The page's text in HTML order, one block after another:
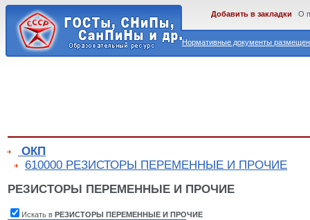
Нормативные документы
Добавить в закладки О
ОКП
610000 РЕЗИСТОРЫ ПЕРЕМЕННЫЕ И ПРОЧИЕ
РЕЗИСТОРЫ ПЕРЕМЕННЫЕ И ПРОЧИЕ
Искать в РЕЗИСТОРЫ ПЕРЕМЕННЫЕ И ПРОЧИЕ